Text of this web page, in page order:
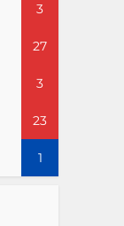
3
27
3
23
1